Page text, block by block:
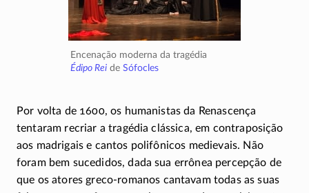
encenação moderna da tragédia
Édipo Rei deSófocles
Por volta de 1600, os humanistas da Renascença
tentaram recriar a tragédia clássica, em contraposição
aos madrigais e cantos polifônicos medievais. Não
foram bem sucedidos, dada sua errônea percepção de
que os atores greco-romanos cantavam todas as suas